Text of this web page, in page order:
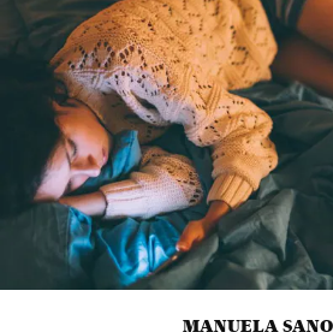
MANUELA